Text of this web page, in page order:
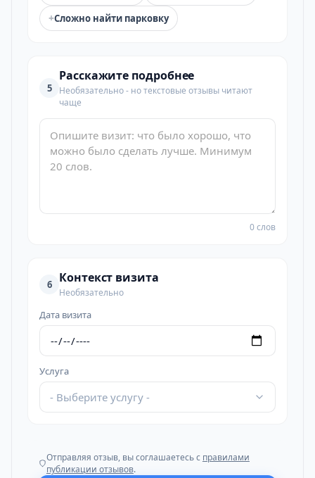
+Сложно найти парковку
5
Расскажите подробнее
Необязательно - но текстовые отзывы читают
чаще
0 слов
6 Контекст визита
Необязательно
Дата визита
Услуга
- Выберите услугу -
Отправляя отзыв, вы соглашаетесь с правилами
публикации отзывов.